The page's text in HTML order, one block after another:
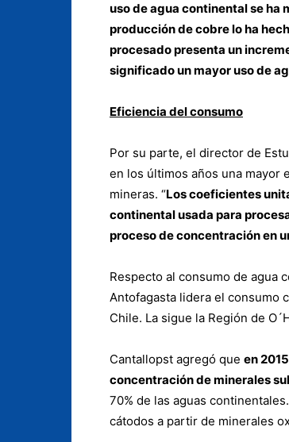
uso de agua continental se ha
producción de cobre lo ha
procesado presenta un
significado un mayor uso de
Eficiencia del consumo
Por su parte, el director de
en los últimos años una mayor
mineras. “Los coeficientes
continental usada para
proceso de concentración en
Respecto al consumo de agua
Antofagasta lidera el consumo
Chile. La sigue la Región de
Cantallopst agregó que en
concentración de minerales
70% de las aguas
cátodos a partir de minerales